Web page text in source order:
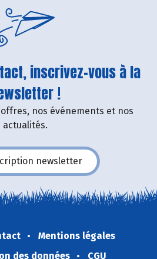
inscrivez-vous à la
!
nos événements et nos
actualités.
newsletter
Mentions légales
des données
CGU